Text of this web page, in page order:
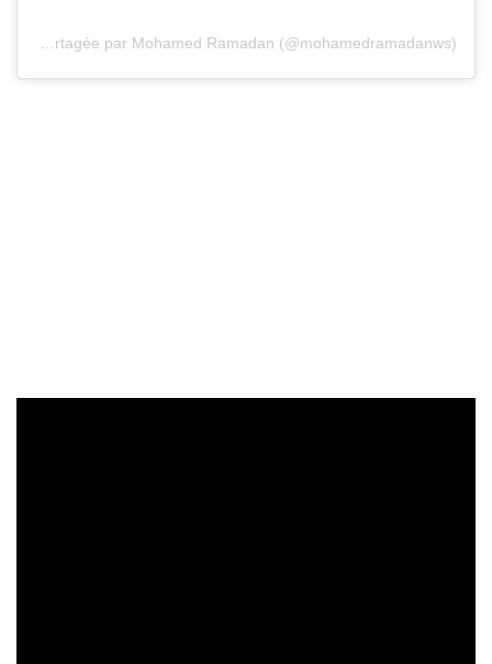
Une publication partagée par Mohamed Ramadan (@mohamedramadanws)